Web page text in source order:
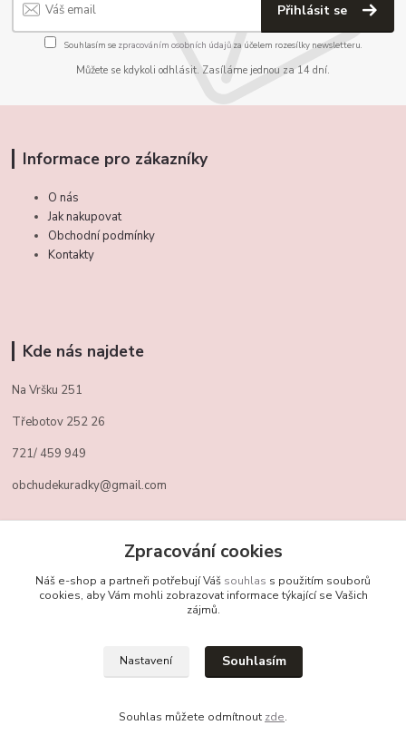
Přihlásit se
Souhlasím se zpracováním osobních údajůza účelem rozesílky newsletteru.
Můžete se kdykoli odhlásit. Zasíláme jednou za 14 dní.
Informace pro zákazníky
O nás
Jak nakupovat
Obchodní podmínky
Kontakty
Kde nás najdete
Na Vršku 251
Třebotov 252 26
721/ 459 949
obchudekuradky@gmail.com
+420 721 459 949
Zpracování cookies
Náš e-shop a partneři potřebují Váš souhlas s použitím souborů
cookies, aby Vám mohli zobrazovat informace týkající se Vašich
zájmů.
Nastavení Souhlasím
Souhlas můžete odmítnout zde.